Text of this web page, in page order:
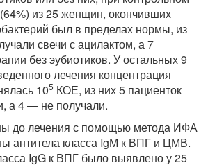
из 25 женщин, окончивших
был в пределах нормы, из
свечи с ацилактом, а 7
без эубиотиков. У остальных 9
лечения концентрация
105 КОЕ, из них 5 пациенток
а 4 — не получали.
до лечения с помощью метода ИФА
антитела класса IgМ к ВПГ и ЦМВ.
IgG к ВПГ было выявлено у 25